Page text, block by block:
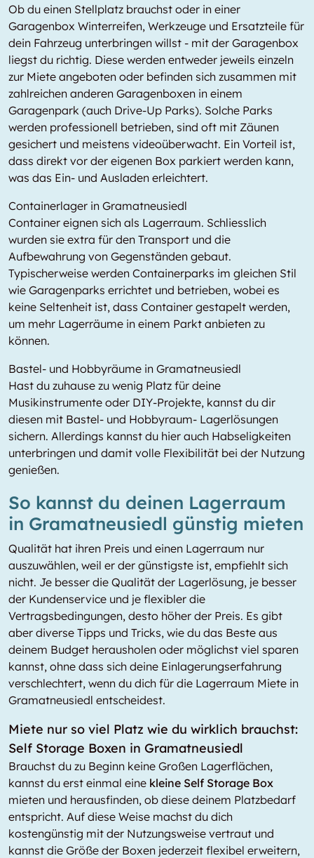
Ob du einen Stellplatz brauchst oder in einer
Garagenbox Winterreifen, Werkzeuge und Ersatzteile für
dein Fahrzeug unterbringen willst - mit der Garagenbox
liegst du richtig. Diese werden entweder jeweils einzeln
zur Miete angeboten oder befinden sich zusammen mit
zahlreichen anderen Garagenboxen in einem
Garagenpark (auch Drive-Up Parks). Solche Parks
werden professionell betrieben, sind oft mit Zäunen
gesichert und meistens videoüberwacht. Ein Vorteil ist,
dass direkt vor der eigenen Box parkiert werden kann,
was das Ein- und Ausladen erleichtert.
Containerlager in Gramatneusiedl
Container eignen sich als Lagerraum. Schliesslich
wurden sie extra für den Transport und die
Aufbewahrung von Gegenständen gebaut.
Typischerweise werden Containerparks im gleichen Stil
wie Garagenparks errichtet und betrieben, wobei es
keine Seltenheit ist, dass Container gestapelt werden,
um mehr Lagerräume in einem Parkt anbieten zu
können.
Bastel- und Hobbyräume in Gramatneusiedl
Hast du zuhause zu wenig Platz für deine
Musikinstrumente oder DIY-Projekte, kannst du dir
diesen mit Bastel- und Hobbyraum- Lagerlösungen
sichern. Allerdings kannst du hier auch Habseligkeiten
unterbringen und damit volle Flexibilität bei der Nutzung
genießen.
So kannst du deinen Lagerraum
in Gramatneusiedl günstig mieten
Qualität hat ihren Preis und einen Lagerraum nur
auszuwählen, weil er der günstigste ist, empfiehlt sich
nicht. Je besser die Qualität der Lagerlösung, je besser
der Kundenservice und je flexibler die
Vertragsbedingungen, desto höher der Preis. Es gibt
aber diverse Tipps und Tricks, wie du das Beste aus
deinem Budget herausholen oder möglichst viel sparen
kannst, ohne dass sich deine Einlagerungserfahrung
verschlechtert, wenn du dich für die Lagerraum Miete in
Gramatneusiedl entscheidest.
Miete nur so viel Platz wie du wirklich brauchst:
Self Storage Boxen in Gramatneusiedl
Brauchst du zu Beginn keine Großen Lagerflächen,
kannst du erst einmal eine kleine Self Storage Box
mieten und herausfinden, ob diese deinem Platzbedarf
entspricht. Auf diese Weise machst du dich
kostengünstig mit der Nutzungsweise vertraut und
kannst die Größe der Boxen jederzeit flexibel erweitern,